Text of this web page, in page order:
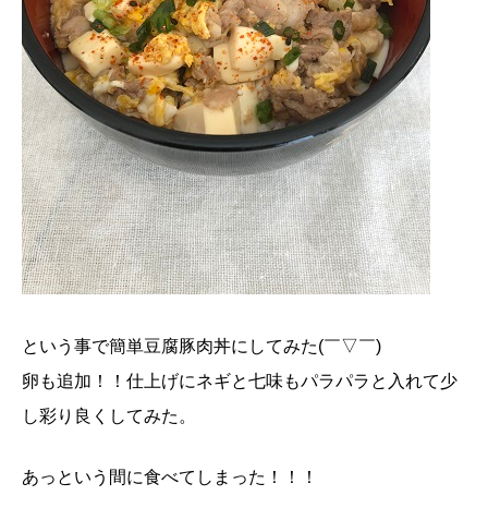
という事で簡単豆腐豚肉丼にしてみた(￣▽￣)
卵も追加！！仕上げにネギと七味もパラパラと入れて少
し彩り良くしてみた。
あっという間に食べてしまった！！！